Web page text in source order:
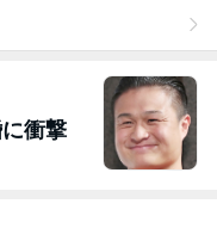
衝撃